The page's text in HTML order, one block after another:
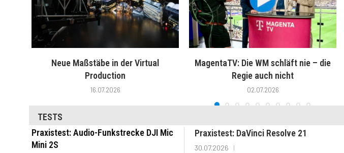
Neue Maßstäbe in der Virtual
Production
16.07.2026
MagentaTV: Die WM schläft nie – die
Regie auch nicht
02.07.2026
TESTS
Praxistest: Audio-Funkstrecke DJI Mic
Mini 2S
Praxistest: DaVinci Resolve 21
30.07.2026